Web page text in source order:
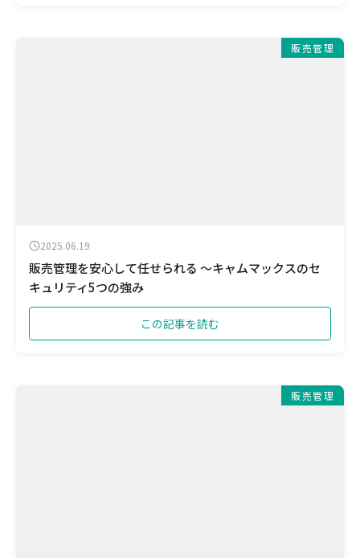
販売管理
2025.06.19
販売管理を安心して任せられる ～キャムマックスのセ
キュリティ5つの強み
この記事を読む
販売管理